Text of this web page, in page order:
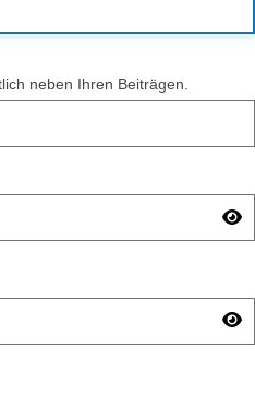
neben Ihren Beiträgen.